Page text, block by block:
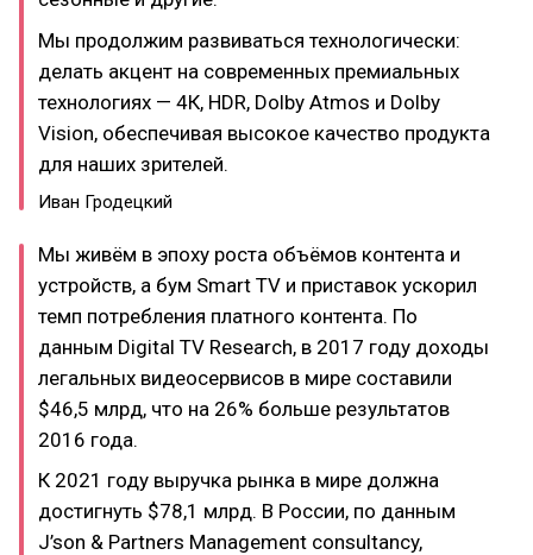
Мы продолжим развиваться технологически:
делать акцент на современных премиальных
технологиях — 4К, HDR, Dolby Atmos и Dolby
Vision, обеспечивая высокое качество продукта
для наших зрителей.
Иван Гродецкий
Мы живём в эпоху роста объёмов контента и
устройств, а бум Smart TV и приставок ускорил
темп потребления платного контента. По
данным Digital TV Research, в 2017 году доходы
легальных видеосервисов в мире составили
$46,5 млрд, что на 26% больше результатов
2016 года.
К 2021 году выручка рынка в мире должна
достигнуть $78,1 млрд. В России, по данным
J’son & Partners Management consultancy,